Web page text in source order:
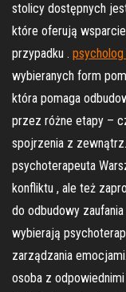
stolicy dostępnych
które oferują
przypadku .
wybieranych form
która pomaga
przez różne etapy –
spojrzenia z
psychoterapeuta
konfliktu , ale też
do odbudowy
wybierają
zarządzania
osoba z